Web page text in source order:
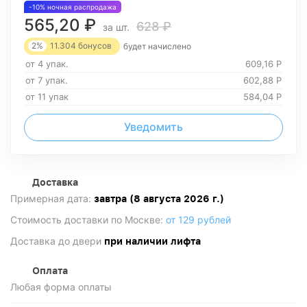
-10% ночная распродажа
565,20 ₽ за шт. 628₽
2% 11.304 бонусов будет начислено
от 4 упак. 609,16 Р
от 7 упак.
602,88 Р
от 11 упак
584,04 Р
Уведомить
Доставка
Примерная дата: завтра (8 августа 2026 г.)
Стоимость доставки по Москве: от 129 рублей
Доставка до двери при наличии лифта
Оплата
Любая форма оплаты